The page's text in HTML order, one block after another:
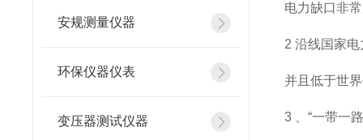
安规测量仪器
环保仪器仪表
变压器测试仪器
电力缺口非
2 沿线国家
并且低于世
3 、“一带一